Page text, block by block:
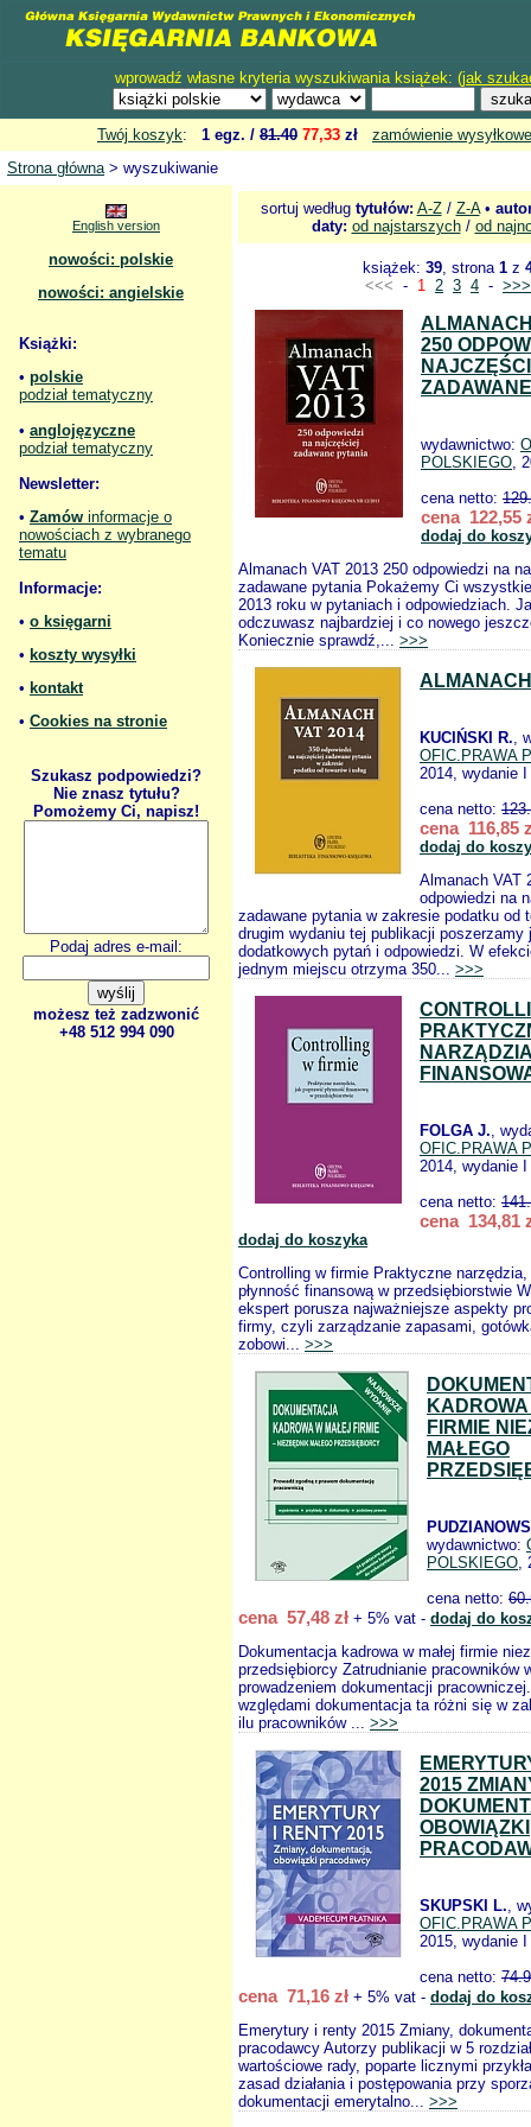
wprowadź własne kryteria wyszukiwania książek: (jak
Twój koszyk: 1 egz. / 81.40 77,33 zł
zamówienie
Strona główna> wyszukiwanie
English version
nowości: polskie
nowości: angielskie
Książki:
• polskie
podział tematyczny
• anglojęzyczne
podział tematyczny
Newsletter:
• Zamów informacje o
nowościach z wybranego
tematu
Informacje:
• o księgarni
• koszty wysyłki
• kontakt
• Cookies na stronie
Szukasz podpowiedzi?
Nie znasz tytułu?
Pomożemy Ci, napisz!
Podaj adres e-mail:
możesz też zadzwonić
+48 512 994 090
sortuj według tytułów: A-Z/ Z-A•
daty: od najstarszych/ od
książek: 39, strona 1 z
<<< - 1 2 3 4 - >>>
250
wydawnictwo:
POLSKIEGO,
cena netto:
cena 122,55
dodaj do
Almanach VAT 2013 250 odpowiedzi na
zadawane pytania Pokażemy Ci
2013 roku w pytaniach i odpowiedziach.
odczuwasz najbardziej i co nowego
Koniecznie sprawdź,... >>>
KUCIŃSKI R.,
OFIC.PRAWA
2014, wydanie I
cena netto:
cena 116,85
dodaj do
Almanach VAT
odpowiedzi na
zadawane pytania w zakresie podatku od
drugim wydaniu tej publikacji poszerzamy
dodatkowych pytań i odpowiedzi. W
jednym miejscu otrzyma 350... >>>
FOLGA J.,
OFIC.PRAWA
2014, wydanie I
cena netto:
cena 134,81
dodaj do koszyka
Controlling w firmie Praktyczne
płynność finansową w przedsiębiorstwie
ekspert porusza najważniejsze aspekty
firmy, czyli zarządzanie zapasami,
zobowi... >>>
FIRMIE
MAŁEGO
wydawnictwo:
POLSKIEGO,
cena netto:
cena 57,48 zł + 5% vat - dodaj do
Dokumentacja kadrowa w małej firmie
przedsiębiorcy Zatrudnianie pracowników
prowadzeniem dokumentacji
względami dokumentacja ta różni się w
ilu pracowników ... >>>
2015
OBOWIĄZKI
SKUPSKI L.,
OFIC.PRAWA
2015, wydanie I
cena netto:
cena 71,16 zł + 5% vat - dodaj do
Emerytury i renty 2015 Zmiany,
pracodawcy Autorzy publikacji w 5
wartościowe rady, poparte licznymi
zasad działania i postępowania przy
dokumentacji emerytalno... >>>